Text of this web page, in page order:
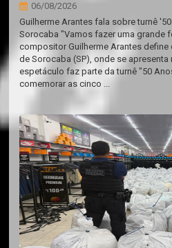
06/08/2026
Guilherme Arantes fala sobre turnê
Sorocaba "Vamos fazer uma grande
compositor Guilherme Arantes
de Sorocaba (SP), onde se apresenta
espetáculo faz parte da turnê "50
comemorar as cinco ...